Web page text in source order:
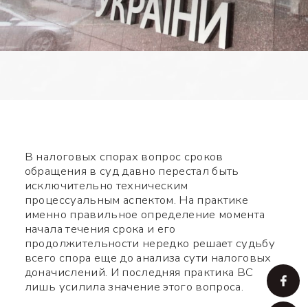
В налоговых спорах вопрос сроков
обращения в суд давно перестал быть
исключительно техническим
процессуальным аспектом. На практике
именно правильное определение момента
начала течения срока и его
продолжительности нередко решает судьбу
всего спора еще до анализа сути налоговых
доначислений. И последняя практика ВС
лишь усилила значение этого вопроса.